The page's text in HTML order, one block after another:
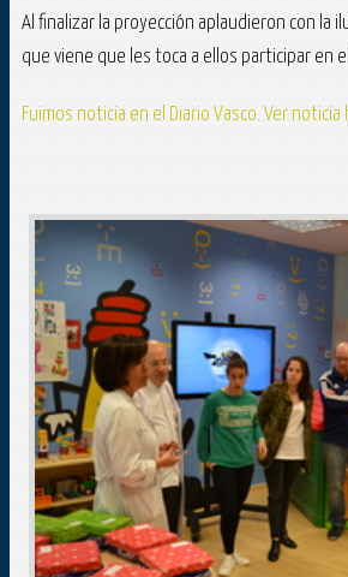
Al finalizar la proyección aplaudieron con la
que viene que les toca a ellos participar en
Fuimos noticia en el Diario Vasco. Ver noticia